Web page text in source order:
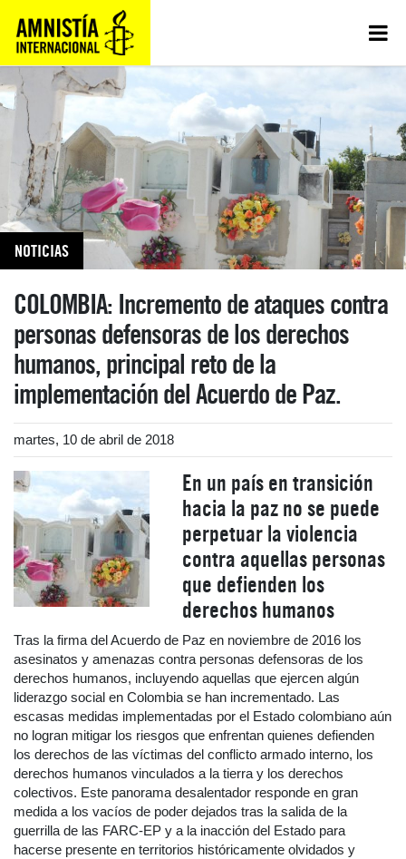
NOTICIAS
COLOMBIA: Incremento de ataques contra
personas defensoras de los derechos
humanos, principal reto de la
implementación del Acuerdo de Paz.
martes, 10 de abril de 2018
En un país en transición
hacia la paz no se puede
perpetuar la violencia
contra aquellas personas
que defienden los
derechos humanos
Tras la firma del Acuerdo de Paz en noviembre de 2016 los
asesinatos y amenazas contra personas defensoras de los
derechos humanos, incluyendo aquellas que ejercen algún
liderazgo social en Colombia se han incrementado. Las
escasas medidas implementadas por el Estado colombiano aún
no logran mitigar los riesgos que enfrentan quienes defienden
los derechos de las víctimas del conflicto armado interno, los
derechos humanos vinculados a la tierra y los derechos
colectivos. Este panorama desalentador responde en gran
medida a los vacíos de poder dejados tras la salida de la
guerrilla de las FARC-EP y a la inacción del Estado para
hacerse presente en territorios históricamente olvidados y